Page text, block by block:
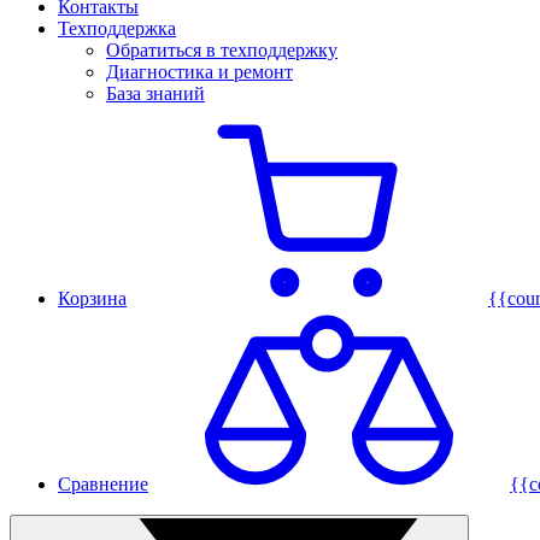
Контакты
Техподдержка
Обратиться в техподдержку
Диагностика и ремонт
База знаний
Корзина
Сравнение